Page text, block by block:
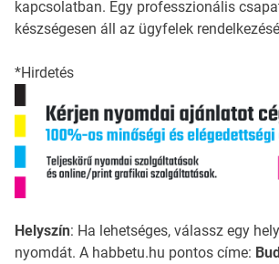
kapcsolatban. Egy professzionális
készségesen áll az ügyfelek
*Hirdetés
Helyszín: Ha lehetséges, válassz egy
nyomdát. A habbetu.hu pontos címe: